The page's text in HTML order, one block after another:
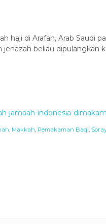
haji di Arafah, Arab Saudi
beliau dipulangkan
jamaah-indonesia-
Makkah Pemakaman Baqi